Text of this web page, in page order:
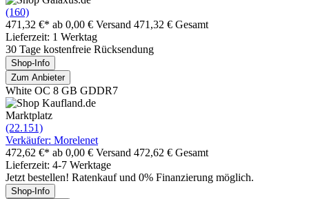
(160)
471,32 €* ab 0,00 € Versand 471,32 € Gesamt
Lieferzeit: 1 Werktag
30 Tage kostenfreie Rücksendung
Shop-Info
Zum Anbieter
White OC 8 GB GDDR7
Marktplatz
(22.151)
Verkäufer: Morelenet
472,62 €* ab 0,00 € Versand 472,62 € Gesamt
Lieferzeit: 4-7 Werktage
Jetzt bestellen! Ratenkauf und 0% Finanzierung möglich.
Shop-Info